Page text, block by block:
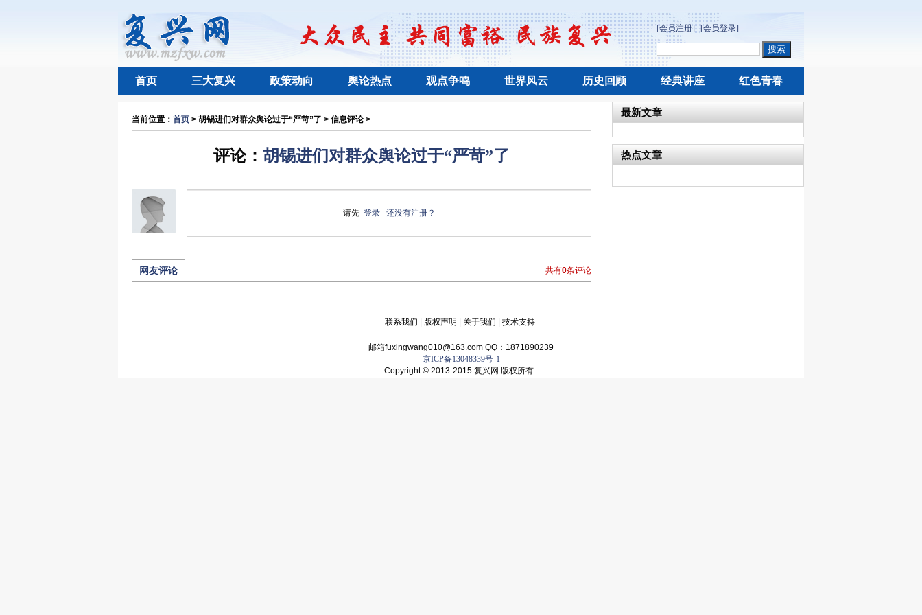
[会员注册] [会员登录]
首页 三大复兴 政策动向 舆论热点 观点争鸣 世界风云 历史回顾 经典讲座 红色青春
当前位置： 首页 > 胡锡进们对群众舆论过于“严苛”了 > 信息评论 >
评论： 胡锡进们对群众舆论过于“严苛”了
请先 登录 还没有注册？
网友评论 共有0条评论
最新文章
热点文章
联系我们 版权声明 关于我们 技术支持
邮箱fuxingwang010@163.com QQ：1871890239
京ICP备13048339号-1
Copyright © 2013-2015 复兴网 版权所有